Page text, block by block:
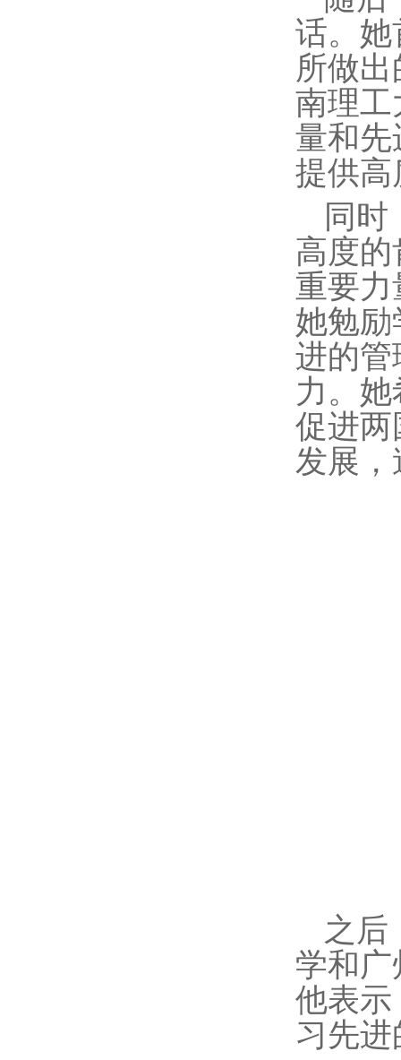
话。她
所做
南理工
量和先
提供高
同
高度
重要
她勉
进的管
力。
促进两
发展，
之后
学和
他表示
习先